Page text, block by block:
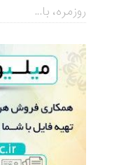
روزمره، با...